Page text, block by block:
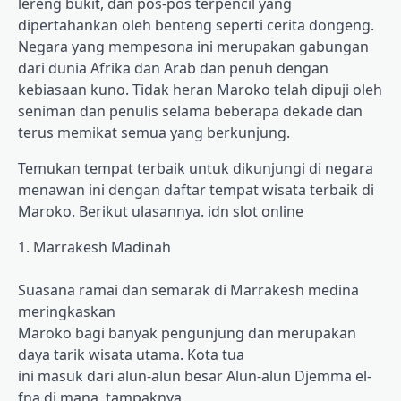
dipertahankan oleh benteng seperti cerita dongeng.
Negara yang mempesona ini merupakan gabungan
dari dunia Afrika dan Arab dan penuh dengan
kebiasaan kuno. Tidak heran Maroko telah dipuji oleh
seniman dan penulis selama beberapa dekade dan
terus memikat semua yang berkunjung.
Temukan tempat terbaik untuk dikunjungi di negara
menawan ini dengan daftar tempat wisata terbaik di
Maroko. Berikut ulasannya. idn slot online
1. Marrakesh Madinah
Suasana ramai dan semarak di Marrakesh medina
meringkaskan
Maroko bagi banyak pengunjung dan merupakan
daya tarik wisata utama. Kota tua
ini masuk dari alun-alun besar Alun-alun Djemma el-